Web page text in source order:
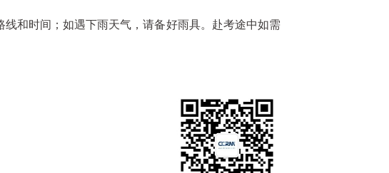
和时间；如遇下雨天气，请备好雨具。赴考途中如需